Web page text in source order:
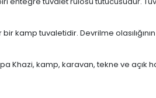
tuvaletidir. Devrilme
kamp, ​​karavan, tekne ve açık